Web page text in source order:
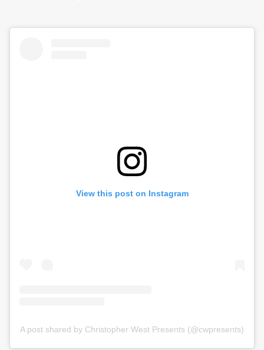
View this post on Instagram
A post shared by Christopher West Presents (@cwpresents)